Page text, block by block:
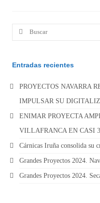
Buscar
Entradas recientes
PROYECTOS NAVARRA
IMPULSAR SU
ENIMAR PROYECTA
VILLAFRANCA EN CASI
Cárnicas Iruña consolida su
Grandes Proyectos 2024.
Grandes Proyectos 2024.